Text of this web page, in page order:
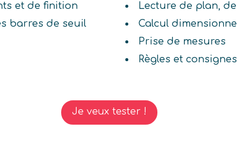
et de finition
barres de seuil
Lecture de plan,
Calcul
Prise de mesures
Règles et
Je veux tester !